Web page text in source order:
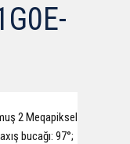
2 Meqapiksel
bucağı: 97°;